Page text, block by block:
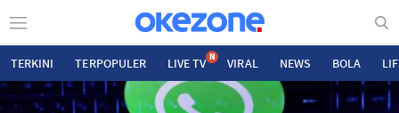
TERKINI TERPOPULER LIVE TV N VIRAL NEWS BOLA